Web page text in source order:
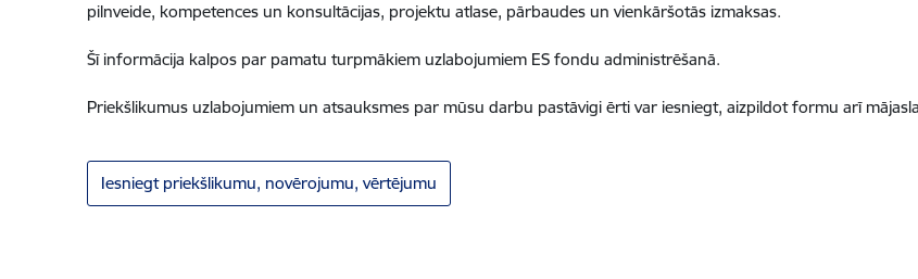
pilnveide, kompetences un konsultācijas, projektu atlase, pārbaudes un vienkāršotās izmaksas.
Šī informācija kalpos par pamatu turpmākiem uzlabojumiem ES fondu administrēšanā.
Priekšlikumus uzlabojumiem un atsauksmes par mūsu darbu pastāvigi ērti var iesniegt, aizpildot formu arī
Iesniegt priekšlikumu, novērojumu, vērtējumu